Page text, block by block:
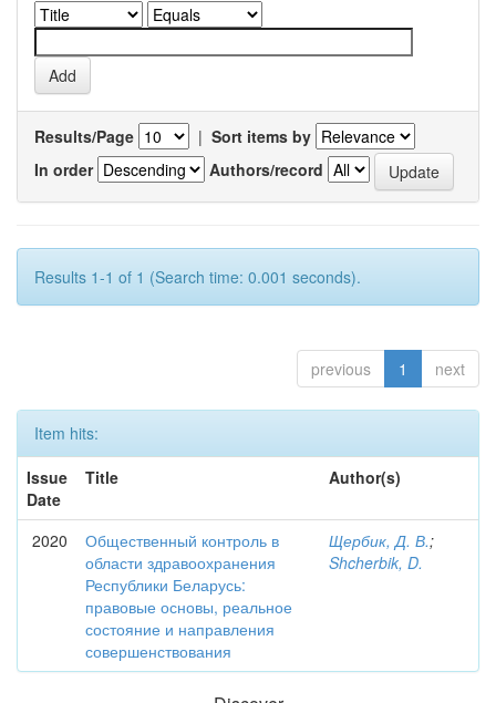
Results/Page | Sort items by
In order
Authors/record
Results 1-1 of 1 (Search time: 0.001 seconds).
previous 1 next
Item hits:
Issue
Date
Title Author(s)
2020
Общественный контроль в
области здравоохранения
Республики Беларусь:
правовые основы, реальное
состояние и направления
совершенствования
Щербик, Д. В.;
Shcherbik, D.